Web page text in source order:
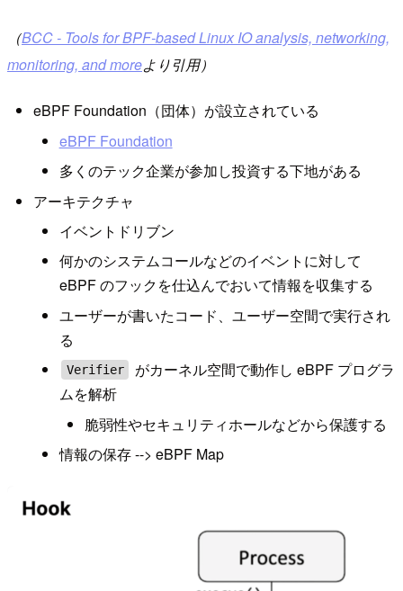
（BCC - Tools for BPF-based Linux IO analysis, networking,
monitoring, and moreより引用）
eBPF Foundation（団体）が設立されている
eBPF Foundation
多くのテック企業が参加し投資する下地がある
アーキテクチャ
イベントドリブン
何かのシステムコールなどのイベントに対して
eBPF のフックを仕込んでおいて情報を収集する
ユーザーが書いたコード、ユーザー空間で実行され
る
Verifier
がカーネル空間で動作し eBPF プログラ
ムを解析
脆弱性やセキュリティホールなどから保護する
情報の保存 --> eBPF Map